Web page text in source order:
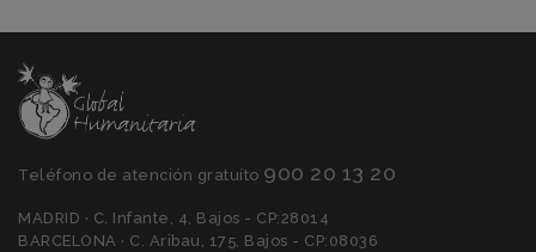
Teléfono de atención gratuíto 900 20 13 20
MADRID · C. Infante, 4, Bajos - CP:28014
BARCELONA · C. Aribau, 175, Bajos - CP:08036